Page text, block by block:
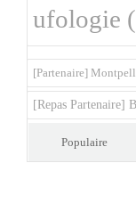
ufologie
[Partenaire]
[Repas Partenaire]
Populaire